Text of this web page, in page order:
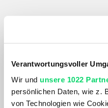
Verantwortungsvoller
Wir und unsere 1022
persönlichen Daten, wie z.
von Technologien wie
Größe:
S
Farbe: